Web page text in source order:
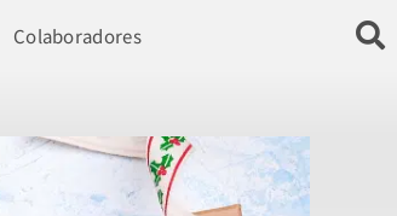
Colaboradores